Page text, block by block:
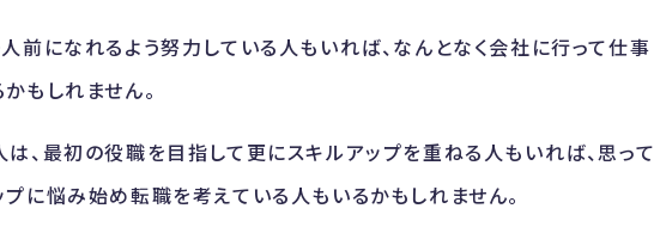
前になれるよう努力している人もいれば、なんとなく会社に行って仕事
もしれません。
、最初の役職を目指して更にスキルアップを重ねる人もいれば、思って
に悩み始め転職を考えている人もいるかもしれません。